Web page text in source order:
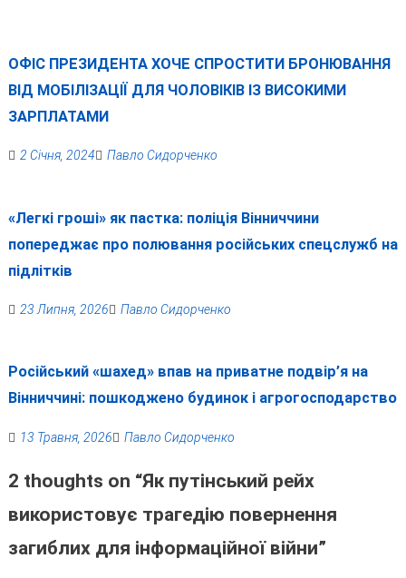
ОФІС ПРЕЗИДЕНТА ХОЧЕ СПРОСТИТИ БРОНЮВАННЯ
ВІД МОБІЛІЗАЦІЇ ДЛЯ ЧОЛОВІКІВ ІЗ ВИСОКИМИ
ЗАРПЛАТАМИ
2 Січня, 2024 Павло Сидорченко
«Легкі гроші» як пастка: поліція Вінниччини
попереджає про полювання російських спецслужб на
підлітків
23 Липня, 2026 Павло Сидорченко
Російський «шахед» впав на приватне подвір’я на
Вінниччині: пошкоджено будинок і агрогосподарство
13 Травня, 2026 Павло Сидорченко
2 thoughts on “Як путінський рейх
використовує трагедію повернення
загиблих для інформаційної війни”